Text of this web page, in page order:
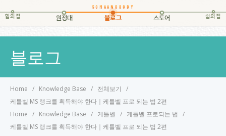
힘의집 원정대 블로그 스토어 쉼의집
블로그
Home Knowledge Base
전체보기
케틀벨 MS 랭크를 획득해야 한다｜케틀벨 프로 되는 법 2편
Home
Knowledge Base 케틀벨
케틀벨 프로되는 법
케틀벨 MS 랭크를 획득해야 한다｜케틀벨 프로 되는 법 2편